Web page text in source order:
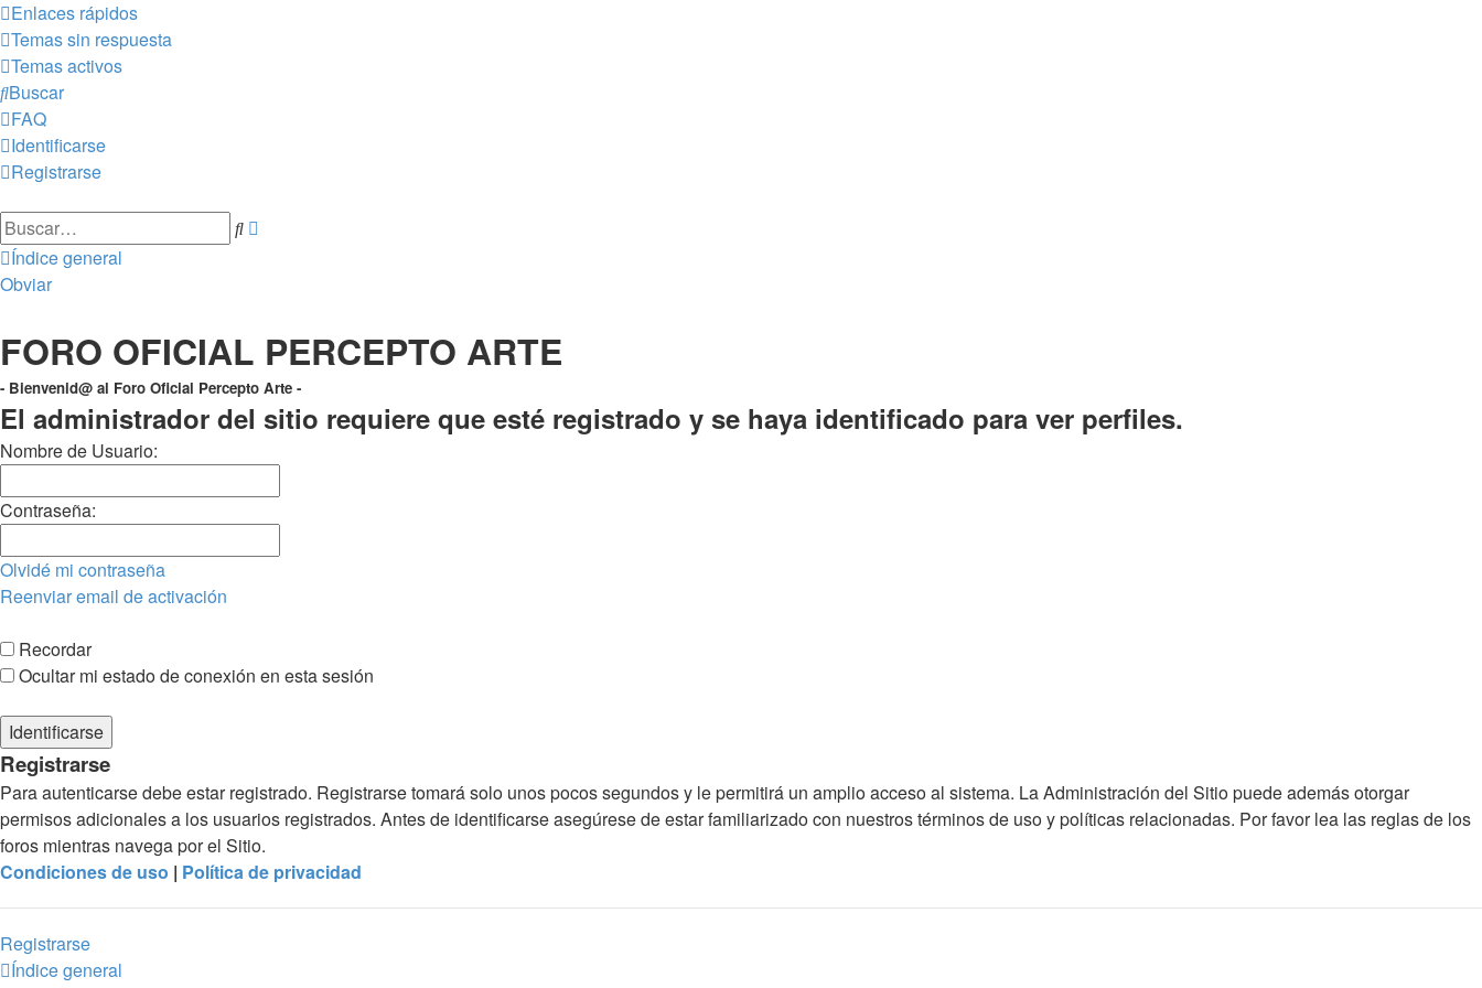
Enlaces rápidos
Temas sin respuesta
Temas activos
Buscar
FAQ
Identificarse
Registrarse
Buscar
Índice general
Obviar
FORO OFICIAL PERCEPTO ARTE
- Bienvenid@ al Foro Oficial Percepto Arte -
El administrador del sitio requiere que esté registrado y se haya identificado para ver perfiles.
Nombre de Usuario:
Contraseña:
Olvidé mi contraseña
Reenviar email de activación
Recordar
Ocultar mi estado de conexión en esta sesión
Registrarse
Para autenticarse debe estar registrado. Registrarse tomará solo unos pocos segundos y le permitirá un amplio acceso al sistema. La Administración del Sitio puede además otorgar
permisos adicionales a los usuarios registrados. Antes de identificarse asegúrese de estar familiarizado con nuestros términos de uso y políticas relacionadas. Por favor lea las reglas de los
foros mientras navega por el Sitio.
Condiciones de uso | Política de privacidad
Registrarse
Índice general